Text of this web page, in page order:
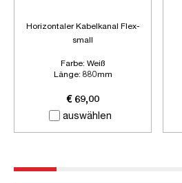
auswählen
Horizontaler Kabelkanal Flex-
small
Farbe: Weiß
Länge: 880mm
€ 69,00